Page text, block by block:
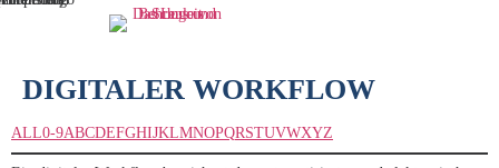
DIGITALER WORKFLOW
ALL0-9ABCDEFGHIJKLMNOPQRSTUVWXYZ